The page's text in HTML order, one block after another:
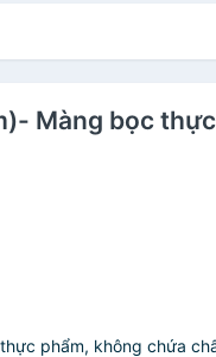
Màng bọc
phẩm, không chứa